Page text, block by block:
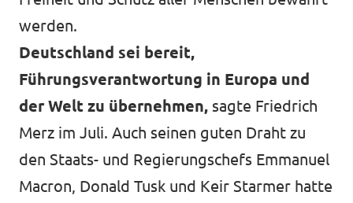
werden.
Deutschland sei bereit,
Führungsverantwortung in Europa und
der Welt zu übernehmen, sagte Friedrich
Merz im Juli. Auch seinen guten Draht zu
den Staats- und Regierungschefs Emmanuel
Macron, Donald Tusk und Keir Starmer hatte